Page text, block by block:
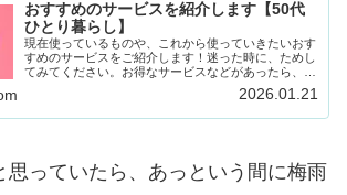
おすすめのサービスを紹介します【50代
ひとり暮らし】
現在使っているものや、これから使っていきたいおす
すめのサービスをご紹介します！迷った時に、ためし
てみてください。お得なサービスなどがあったら、随
時載せていきます！Amazon prime (アマゾンプラ
イム) 30日間の無料体験ができます。…2026.01.21
思っていたら、あっという間に梅雨